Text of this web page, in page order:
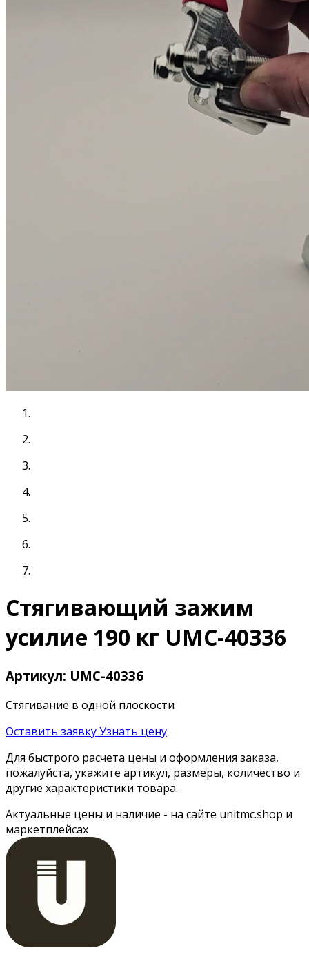
Стягивающий зажим
усилие 190 кг UMC-40336
Артикул: UMC-40336
Стягивание в одной плоскости
Оставить заявкуУзнать цену
Для быстрого расчета цены и оформления заказа,
пожалуйста, укажите артикул, размеры, количество и
другие характеристики товара.
Актуальные цены и наличие - на сайте unitmc.shop и
маркетплейсах